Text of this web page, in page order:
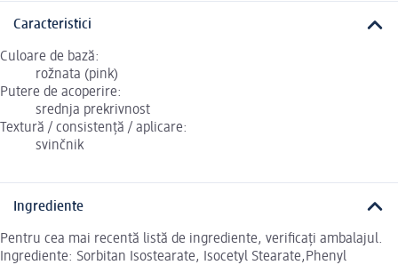
Caracteristici
Culoare de bază:
rožnata (pink)
Putere de acoperire:
srednja prekrivnost
Textură / consistență / aplicare:
svinčnik
Ingrediente
Pentru cea mai recentă listă de ingrediente, verificați ambalajul.
Ingrediente: Sorbitan Isostearate, Isocetyl Stearate,Phenyl